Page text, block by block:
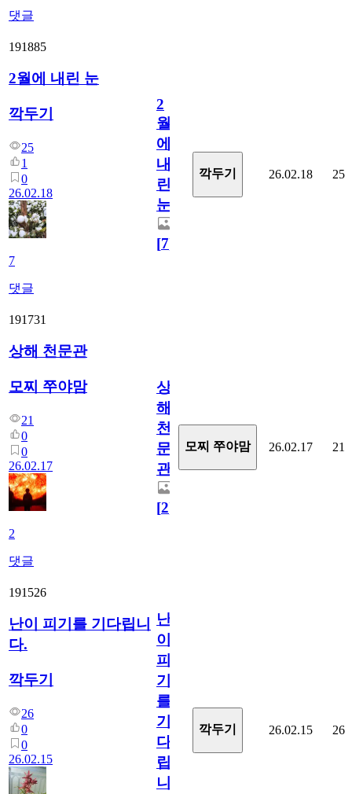
댓글
191885
2월에 내린 눈
깍두기
25
1
0
26.02.18
7
댓글
2
월
에
내
린
눈
[7]
깍두기 26.02.18 25
191731
상해 천문관
모찌 쭈야맘
21
0
0
26.02.17
2
댓글
상
해
천
문
관
[2]
모찌 쭈야맘 26.02.17 21
191526
난이 피기를 기다립니
다.
깍두기
26
0
0
26.02.15
난
이
피
기
를
기
다
립
니
깍두기 26.02.15 26